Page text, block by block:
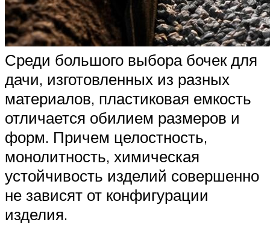
Среди большого выбора бочек для
дачи, изготовленных из разных
материалов, пластиковая емкость
отличается обилием размеров и
форм. Причем целостность,
монолитность, химическая
устойчивость изделий совершенно
не зависят от конфигурации
изделия.